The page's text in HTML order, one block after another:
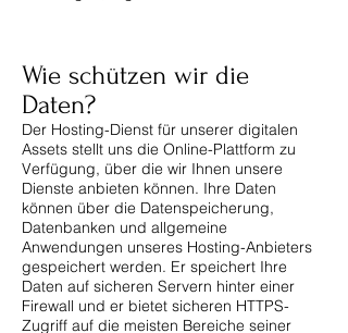
Wie schützen wir die
Daten?
Der Hosting-Dienst für unserer digitalen
Assets stellt uns die Online-Plattform zu
Verfügung, über die wir Ihnen unsere
Dienste anbieten können. Ihre Daten
können über die Datenspeicherung,
Datenbanken und allgemeine
Anwendungen unseres Hosting-Anbieters
gespeichert werden. Er speichert Ihre
Daten auf sicheren Servern hinter einer
Firewall und er bietet sicheren HTTPS-
Zugriff auf die meisten Bereiche seiner